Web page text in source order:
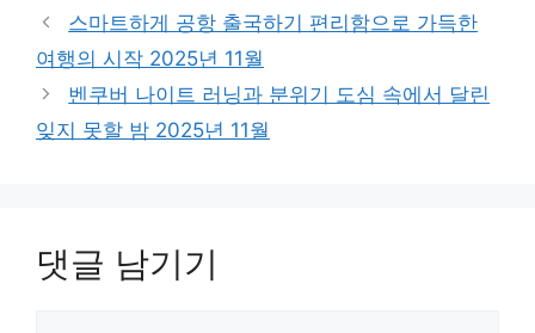
스마트하게 공항 출국하기 편리함으로 가득한
여행의 시작 2025년 11월
벤쿠버 나이트 러닝과 분위기 도심 속에서 달린
잊지 못할 밤 2025년 11월
댓글 남기기